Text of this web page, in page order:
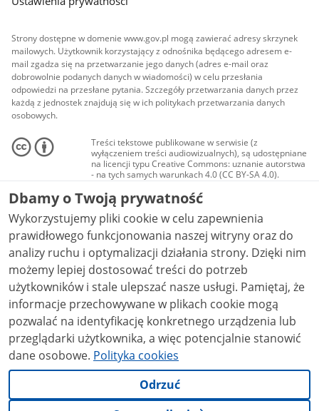
Strony dostępne w domenie www.gov.pl mogą zawierać adresy skrzynek
mailowych. Użytkownik korzystający z odnośnika będącego adresem e-
mail zgadza się na przetwarzanie jego danych (adres e-mail oraz
dobrowolnie podanych danych w wiadomości) w celu przesłania
odpowiedzi na przesłane pytania. Szczegóły przetwarzania danych przez
każdą z jednostek znajdują się w ich politykach przetwarzania danych
osobowych.
Treści tekstowe publikowane w serwisie (z
wyłączeniem treści audiowizualnych), są udostępniane
na licencji typu Creative Commons: uznanie autorstwa
- na tych samych warunkach 4.0 (CC BY-SA 4.0).
Materiały audiowizualne, w tym zdjęcia, materiały
audio i wideo, są udostępniane na licencji typu
Creative Commons: uznanie autorstwa użycie
niekomercyjne - bez utworów zależnych 4.0 (CC BY-
NC-ND 4.0), o ile nie jest to stwierdzone inaczej.
Dbamy o Twoją prywatność
Wykorzystujemy pliki cookie w celu zapewnienia
prawidłowego funkcjonowania naszej witryny oraz do
analizy ruchu i optymalizacji działania strony. Dzięki nim
możemy lepiej dostosować treści do potrzeb
użytkowników i stale ulepszać nasze usługi. Pamiętaj, że
informacje przechowywane w plikach cookie mogą
pozwalać na identyfikację konkretnego urządzenia lub
przeglądarki użytkownika, a więc potencjalnie stanowić
dane osobowe. Polityka cookies
Odrzuć